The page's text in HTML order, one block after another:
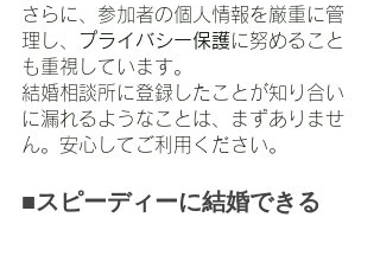
さらに、参加者の個人情報を厳重に管
理し、
プライバシー保護に努めること
も重視しています。
結婚相談所に登録したことが知り合い
に漏れるようなことは、まずありませ
ん。安心してご利用ください。
■スピーディーに結婚できる